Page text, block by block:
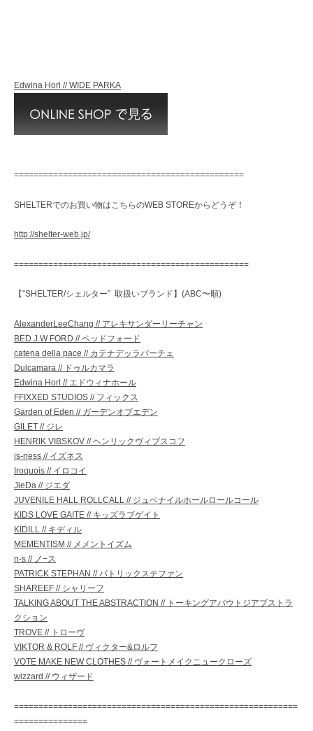
Edwina Horl // WIDE PARKA
===============================================
SHELTERでのお買い物はこちらのWEB STOREからどうぞ！
http://shelter-web.jp/
================================================
【”SHELTER/シェルター” 取扱いブランド】(ABC〜順)
AlexanderLeeChang // アレキサンダーリーチャン
BED J.W FORD // ベッドフォード
catena della pace // カテナデッラパーチェ
Dulcamara // ドゥルカマラ
Edwina Horl // エドウィナホール
FFIXXED STUDIOS // フィックス
Garden of Eden // ガーデンオブエデン
GILET // ジレ
HENRIK VIBSKOV // ヘンリックヴィブスコフ
is-ness // イズネス
Iroquois // イロコイ
JieDa // ジエダ
JUVENILE HALL ROLLCALL // ジュベナイルホールロールコール
KIDS LOVE GAITE // キッズラブゲイト
KIDILL // キディル
MEMENTISM // メメントイズム
n-s // ノ−ス
PATRICK STEPHAN // パトリックステファン
SHAREEF // シャリーフ
TALKING ABOUT THE ABSTRACTION // トーキングアバウトジアブストラ
クション
TROVE // トローヴ
VIKTOR & ROLF // ヴィクター&ロルフ
VOTE MAKE NEW CLOTHES // ヴォートメイクニュークローズ
wizzard // ウィザード
==========================================================
===============